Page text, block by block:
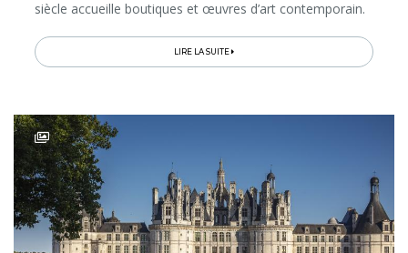
siècle accueille boutiques et œuvres d’art contemporain.
LIRE LA SUITE